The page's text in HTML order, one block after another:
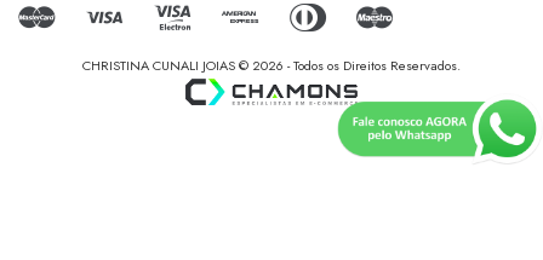
CHRISTINA CUNALI JOIAS © 2026 - Todos os Direitos Reservados.